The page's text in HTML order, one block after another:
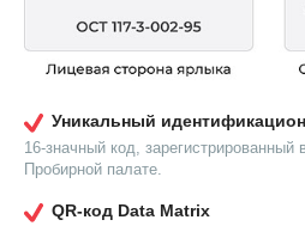
Уникальный
16-значный код, зарегистрированный
Пробирной палате.
QR-код Data Matrix